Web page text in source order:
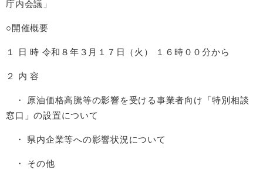
庁内会議」
○開催概要
１ 日 時 令和８年３月１７日（火） １６時００分から
２ 内 容
・ 原油価格高騰等の影響を受ける事業者向け「特別相談
窓口」の設置について
・ 県内企業等への影響状況について
・ その他